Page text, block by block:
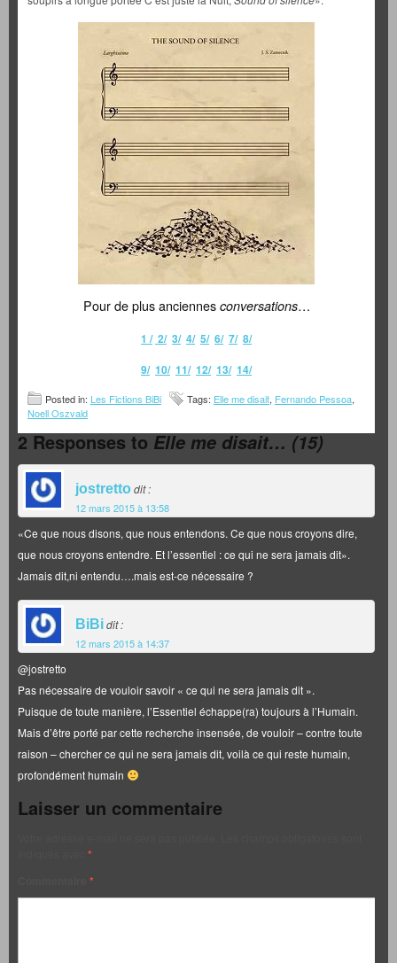
Pour de plus anciennes conversations…
1 / 2/ 3/ 4/ 5/ 6/ 7/ 8/
9/ 10/ 11/ 12/ 13/ 14/
Posted in: Les Fictions BiBi Tags: Elle me disait, Fernando Pessoa,
Noell Oszvald
2 Responses toElle me disait… (15)
jostrettodit :
12 mars 2015 à 13:58
«Ce que nous disons, que nous entendons. Ce que nous croyons dire,
que nous croyons entendre. Et l’essentiel : ce qui ne sera jamais dit».
Jamais dit,ni entendu….mais est-ce nécessaire ?
BiBidit :
12 mars 2015 à 14:37
@jostretto
Pas nécessaire de vouloir savoir « ce qui ne sera jamais dit ».
Puisque de toute manière, l’Essentiel échappe(ra) toujours à l’Humain.
Mais d’être porté par cette recherche insensée, de vouloir – contre toute
raison – chercher ce qui ne sera jamais dit, voilà ce qui reste humain,
profondément humain
Laisser un commentaire
*
*